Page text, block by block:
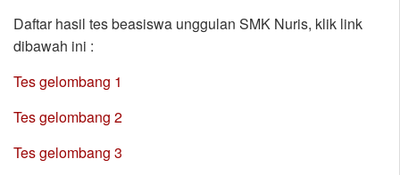
Daftar hasil tes beasiswa unggulan SMK Nuris, klik link
dibawah ini :
Tes gelombang 1
Tes gelombang 2
Tes gelombang 3